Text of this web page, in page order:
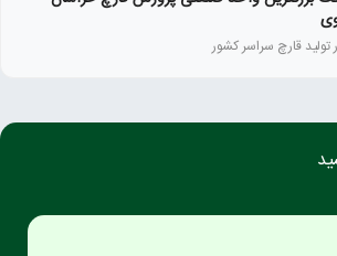
تولید قارچ سراسر کشور